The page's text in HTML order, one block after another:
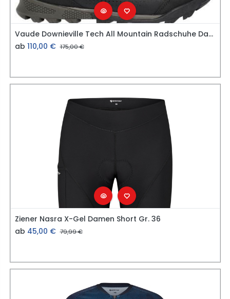
Vaude Downieville Tech All Mountain Radschuhe Damen
ab 110,00 € 175,00€
Ziener Nasra X-Gel Damen Short Gr. 36
ab 45,00 € 79,99€